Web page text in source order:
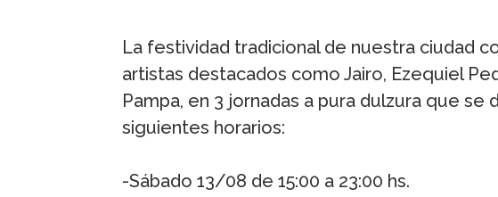
La festividad tradicional de nuestra ciudad
artistas destacados como Jairo, Ezequiel
Pampa, en 3 jornadas a pura dulzura que se
siguientes horarios:
-Sábado 13/08 de 15:00 a 23:00 hs.